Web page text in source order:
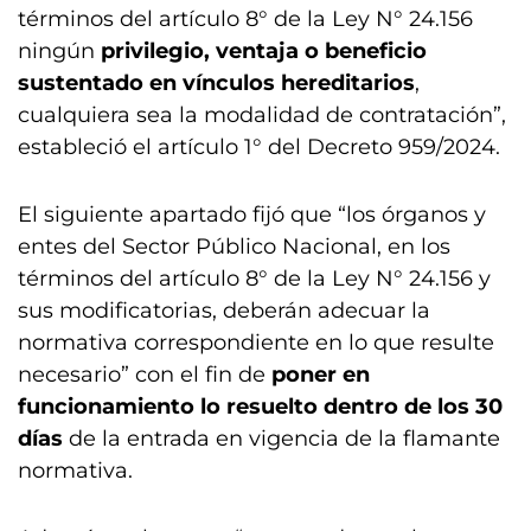
términos del artículo 8° de la Ley N° 24.156
ningún privilegio, ventaja o beneficio
sustentado en vínculos hereditarios,
cualquiera sea la modalidad de contratación”,
estableció el artículo 1° del Decreto 959/2024.
El siguiente apartado fijó que “los órganos y
entes del Sector Público Nacional, en los
términos del artículo 8° de la Ley N° 24.156 y
sus modificatorias, deberán adecuar la
normativa correspondiente en lo que resulte
necesario” con el fin de poner en
funcionamiento lo resuelto dentro de los 30
días de la entrada en vigencia de la flamante
normativa.